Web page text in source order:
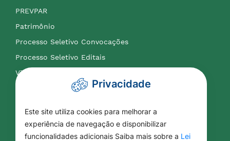
PREVPAR
Patrimônio
Processo Seletivo Convocações
Processo Seletivo Editais
VTN
Contabilidade
APLIC
Privacidade
Este site utiliza cookies para melhorar a
experiência de navegação e disponibilizar
funcionalidades adicionais Saiba mais sobre a Lei